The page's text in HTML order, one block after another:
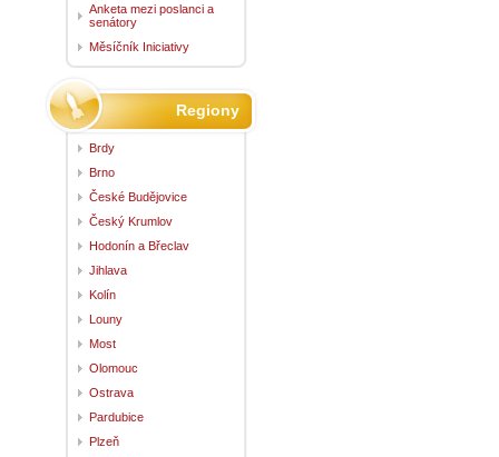
Anketa mezi poslanci a
senátory
Měsíčník Iniciativy
Regiony
Brdy
Brno
České Budějovice
Český Krumlov
Hodonín a Břeclav
Jihlava
Kolín
Louny
Most
Olomouc
Ostrava
Pardubice
Plzeň